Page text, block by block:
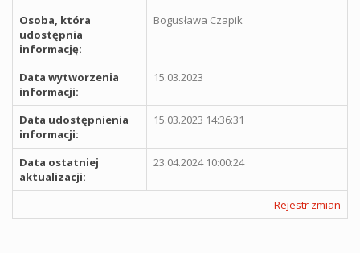
Osoba, która
udostępnia
informację:
Bogusława Czapik
Data wytworzenia
informacji:
15.03.2023
Data udostępnienia
informacji:
15.03.2023 14:36:31
Data ostatniej
aktualizacji:
23.04.2024 10:00:24
Rejestr zmian